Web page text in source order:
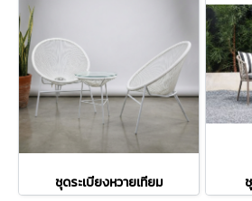
ชุดระเบียงหวายเทียม